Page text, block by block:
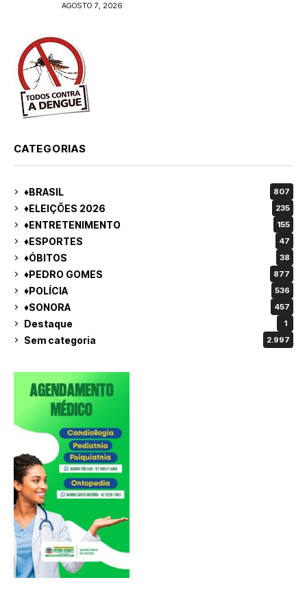
AGOSTO 7, 2026
CATEGORIAS
♦BRASIL 807
♦ELEIÇÕES 2026 235
♦ENTRETENIMENTO 155
♦ESPORTES 47
♦ÓBITOS 38
♦PEDRO GOMES 877
♦POLÍCIA 536
♦SONORA 457
Destaque 1
Sem categoria 2.997